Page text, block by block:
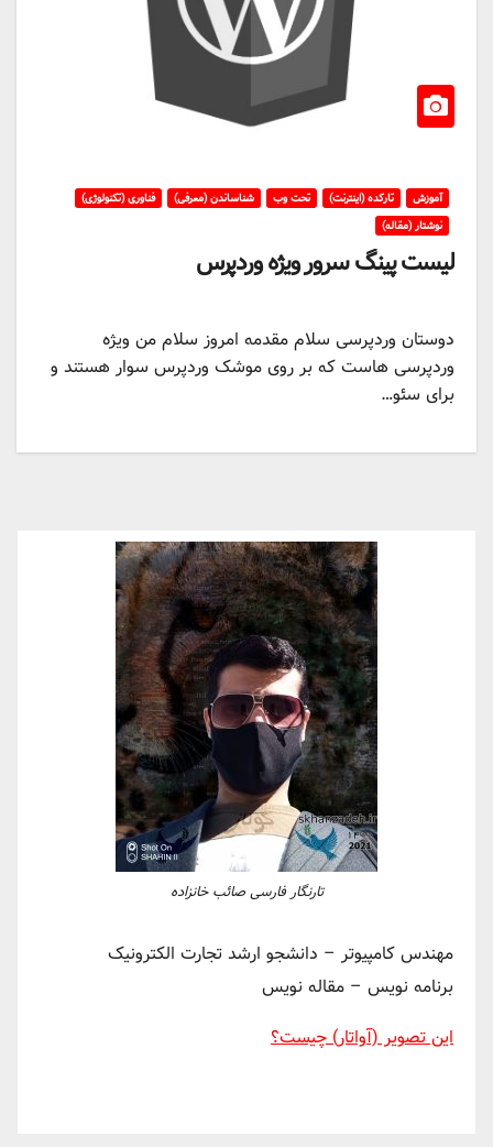
آموزش تارکده (اینترنت) تحت وب شناساندن (معرفی)
فناوری (تکنولوژی)
نوشتار (مقاله)
لیست پینگ سرور ویژه وردپرس
دوستان وردپرسی سلام مقدمه امروز سلام من ویژه
وردپرسی هاست که بر روی موشک وردپرس سوار هستند و
برای سئو…
تارنگار فارسی صائب خانزاده
مهندس کامپیوتر – دانشجو ارشد تجارت الکترونیک
برنامه نویس – مقاله نویس
این تصویر (آواتار) چیست؟